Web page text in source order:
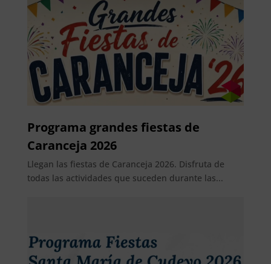
Programa grandes fiestas de
Caranceja 2026
Llegan las fiestas de Caranceja 2026. Disfruta de
todas las actividades que suceden durante las...